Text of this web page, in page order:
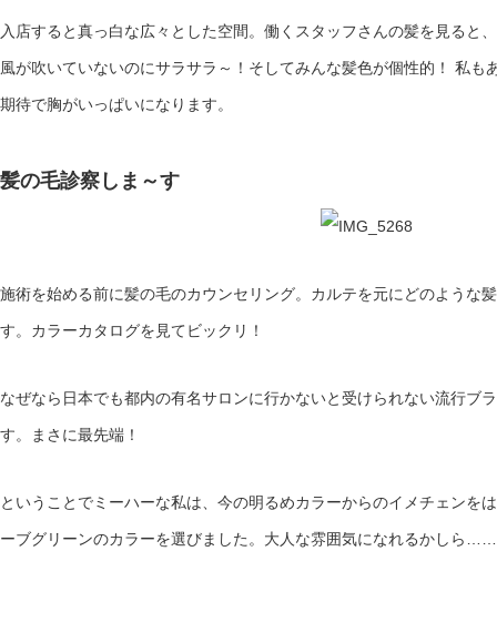
入店すると真っ白な広々とした空間。働くスタッフさんの髪を見ると
風が吹いていないのにサラサラ～！そしてみんな髪色が個性的！ 私も
期待で胸がいっぱいになります。
髪の毛診察しま～す
施術を始める前に髪の毛のカウンセリング。カルテを元にどのような
す。カラーカタログを見てビックリ！
なぜなら日本でも都内の有名サロンに行かないと受けられない流行ブ
す。まさに最先端！
ということでミーハーな私は、今の明るめカラーからのイメチェンを
ーブグリーンのカラーを選びました。大人な雰囲気になれるかしら